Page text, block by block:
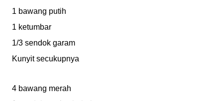
1 bawang putih
1 ketumbar
1/3 sendok garam
Kunyit secukupnya
4 bawang merah